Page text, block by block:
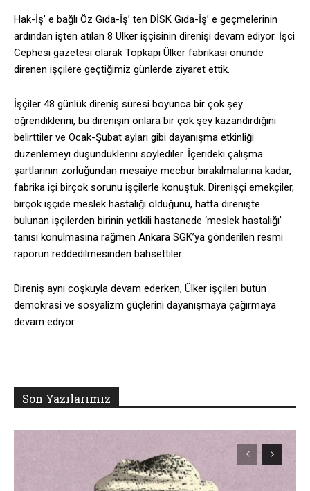
Hak-İş’ e bağlı Öz Gıda-İş’ ten DİSK Gıda-İş’ e geçmelerinin
ardından işten atılan 8 Ülker işçisinin direnişi devam ediyor. İşci
Cephesi gazetesi olarak Topkapı Ülker fabrikası önünde
direnen işçilere geçtiğimiz günlerde ziyaret ettik.
İşçiler 48 günlük direniş süresi boyunca bir çok şey
öğrendiklerini, bu direnişin onlara bir çok şey kazandırdığını
belirttiler ve Ocak-Şubat ayları gibi dayanışma etkinliği
düzenlemeyi düşündüklerini söylediler. İçerideki çalışma
şartlarının zorluğundan mesaiye mecbur bırakılmalarına kadar,
fabrika içi birçok sorunu işçilerle konuştuk. Direnişçi emekçiler,
birçok işçide meslek hastalığı olduğunu, hatta direnişte
bulunan işçilerden birinin yetkili hastanede ‘meslek hastalığı’
tanısı konulmasına rağmen Ankara SGK’ya gönderilen resmi
raporun reddedilmesinden bahsettiler.
Direniş aynı coşkuyla devam ederken, Ülker işçileri bütün
demokrasi ve sosyalizm güçlerini dayanışmaya çağırmaya
devam ediyor.
Son Yazılarımız